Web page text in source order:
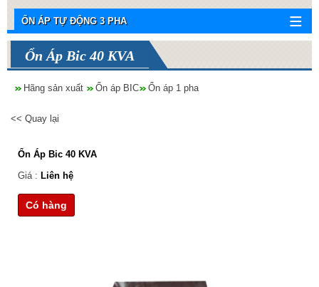
ỔN ÁP TỰ ĐỘNG 3 PHA
Ổn Áp Bic 40 KVA
Hãng sản xuất Ổn áp BIC Ổn áp 1 pha
<< Quay lại
Ổn Áp Bic 40 KVA
Giá : Liên hệ
Có hàng